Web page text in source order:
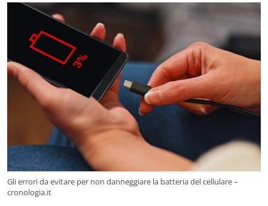
Gli errori da evitare per non danneggiare la batteria del cellulare –
cronologia.it